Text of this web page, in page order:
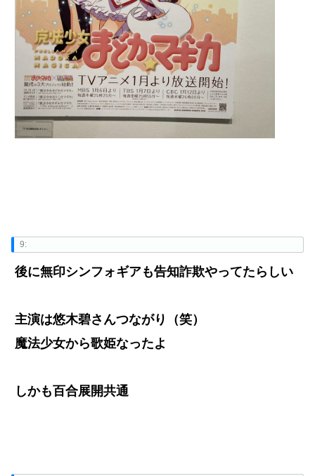
9:
後に無印シンフォギアも告知詐欺やってたらしい
主演は悠木碧さんつながり（笑）
魔法少女から歌姫なったよ
しかも百合展開共通